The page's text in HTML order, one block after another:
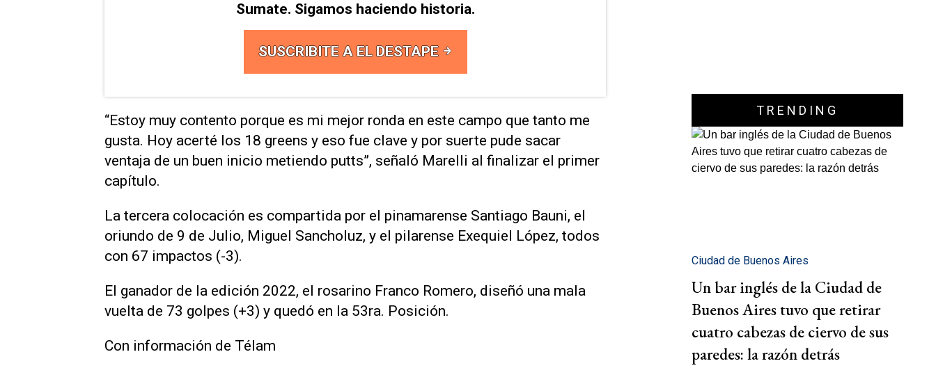
Sumate. Sigamos haciendo historia.
SUSCRIBITE A EL DESTAPE
“Estoy muy contento porque es mi mejor ronda en este campo que tanto me
gusta. Hoy acerté los 18 greens y eso fue clave y por suerte pude sacar
ventaja de un buen inicio metiendo putts”, señaló Marelli al finalizar el primer
capítulo.
La tercera colocación es compartida por el pinamarense Santiago Bauni, el
oriundo de 9 de Julio, Miguel Sancholuz, y el pilarense Exequiel López, todos
con 67 impactos (-3).
El ganador de la edición 2022, el rosarino Franco Romero, diseñó una mala
vuelta de 73 golpes (+3) y quedó en la 53ra. Posición.
Con información de Télam
TRENDING
Ciudad de Buenos Aires
Un bar inglés de la Ciudad de
Buenos Aires tuvo que retirar
cuatro cabezas de ciervo de sus
paredes: la razón detrás